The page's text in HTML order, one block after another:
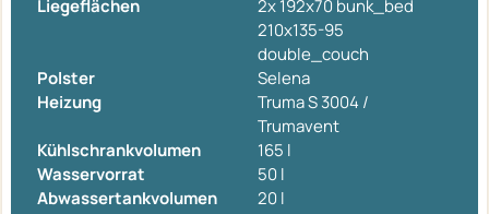
Liegeflächen
2x 192x70 bunk_bed
210x135-95
double_couch
Polster
Selena
Heizung
Truma S 3004 /
Trumavent
Kühlschrankvolumen
165 l
Wasservorrat
50 l
Abwassertankvolumen
20 l